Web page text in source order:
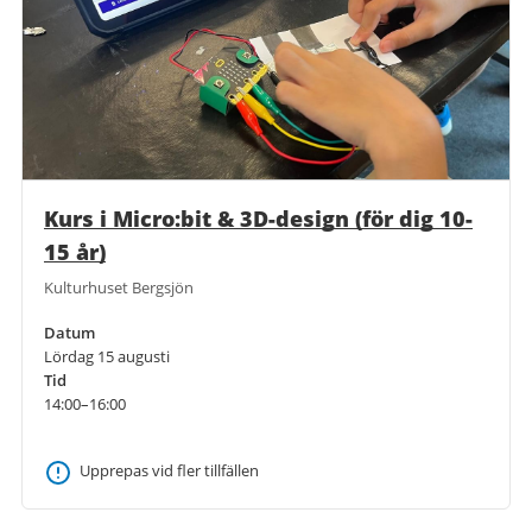
Kurs i Micro:bit & 3D-design (för dig 10-
15 år)
Kulturhuset Bergsjön
Datum
Lördag 15 augusti
Tid
14:00–16:00
Upprepas vid fler tillfällen